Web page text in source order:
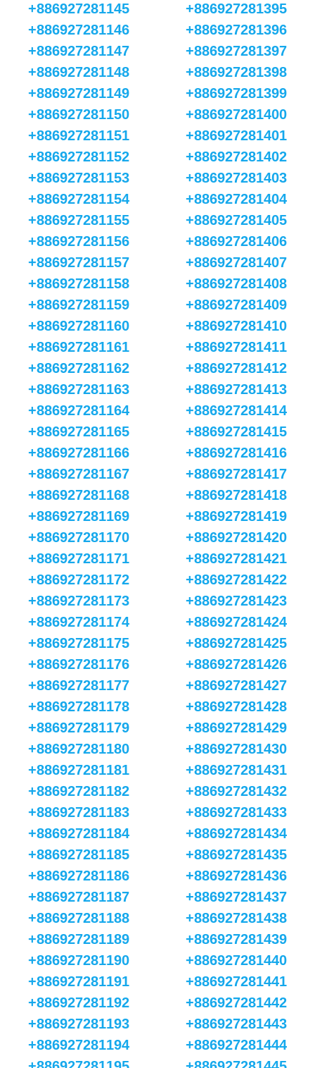
+886927281145
+886927281146
+886927281147
+886927281148
+886927281149
+886927281150
+886927281151
+886927281152
+886927281153
+886927281154
+886927281155
+886927281156
+886927281157
+886927281158
+886927281159
+886927281160
+886927281161
+886927281162
+886927281163
+886927281164
+886927281165
+886927281166
+886927281167
+886927281168
+886927281169
+886927281170
+886927281171
+886927281172
+886927281173
+886927281174
+886927281175
+886927281176
+886927281177
+886927281178
+886927281179
+886927281180
+886927281181
+886927281182
+886927281183
+886927281184
+886927281185
+886927281186
+886927281187
+886927281188
+886927281189
+886927281190
+886927281191
+886927281192
+886927281193
+886927281194
+886927281395
+886927281396
+886927281397
+886927281398
+886927281399
+886927281400
+886927281401
+886927281402
+886927281403
+886927281404
+886927281405
+886927281406
+886927281407
+886927281408
+886927281409
+886927281410
+886927281411
+886927281412
+886927281413
+886927281414
+886927281415
+886927281416
+886927281417
+886927281418
+886927281419
+886927281420
+886927281421
+886927281422
+886927281423
+886927281424
+886927281425
+886927281426
+886927281427
+886927281428
+886927281429
+886927281430
+886927281431
+886927281432
+886927281433
+886927281434
+886927281435
+886927281436
+886927281437
+886927281438
+886927281439
+886927281440
+886927281441
+886927281442
+886927281443
+886927281444